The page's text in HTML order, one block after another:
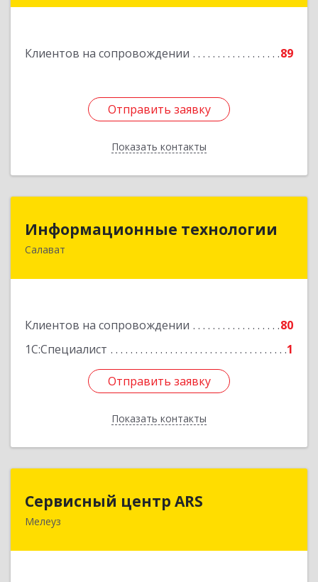
Клиентов на сопровождении 89
Отправить заявку
Показать контакты
Отправить заявку
Назад
Информационные технологии
Салават
Клиентов на сопровождении
80
1С:Специалист
1
Отправить заявку
Показать контакты
Информационные технологии
Отправить заявку
Назад
Сервисный центр ARS
Мелеуз